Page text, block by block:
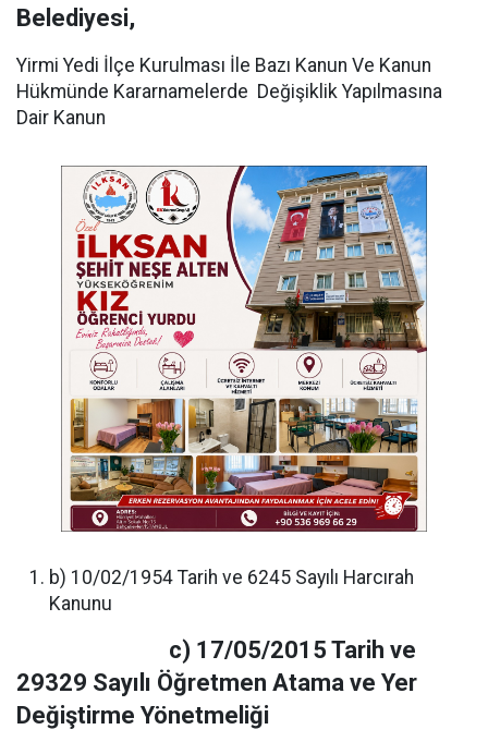
Belediyesi,
Yirmi Yedi İlçe Kurulması İle Bazı Kanun Ve Kanun
Hükmünde Kararnamelerde Değişiklik Yapılmasına
Dair Kanun
b) 10/02/1954 Tarih ve 6245 Sayılı Harcırah
Kanunu
c) 17/05/2015 Tarih ve
29329 Sayılı Öğretmen Atama ve Yer
Değiştirme Yönetmeliği